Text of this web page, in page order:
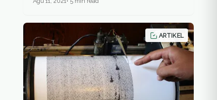
ARTIKEL